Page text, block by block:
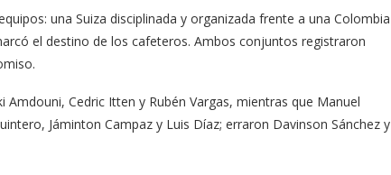
una Suiza disciplinada y organizada frente a una Colombia
el destino de los cafeteros. Ambos conjuntos registraron
Cedric Itten y Rubén Vargas, mientras que Manuel
Jáminton Campaz y Luis Díaz; erraron Davinson Sánchez y